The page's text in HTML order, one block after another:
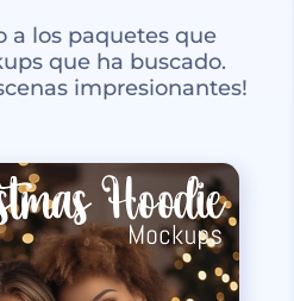
a los paquetes que
que ha buscado.
impresionantes!